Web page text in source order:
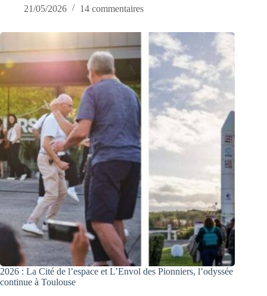
21/05/2026
14 commentaires
2026 : La Cité de l’espace et L’Envol des Pionniers, l’odyssée
continue à Toulouse